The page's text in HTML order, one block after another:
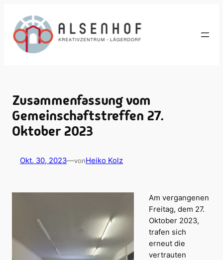
Inhalt
springen
Zusammenfassung vom
Gemeinschaftstreffen 27.
Oktober 2023
Okt. 30, 2023—vonHeiko Kolz
Am vergangenen
Freitag, dem 27.
Oktober 2023,
trafen sich
erneut die
vertrauten